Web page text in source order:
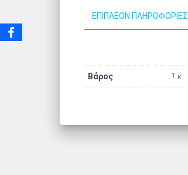
ΕΠΙΠΛΈΟΝ ΠΛΗΡΟΦΟΡΊΕΣ
Βάρος 1 κ.